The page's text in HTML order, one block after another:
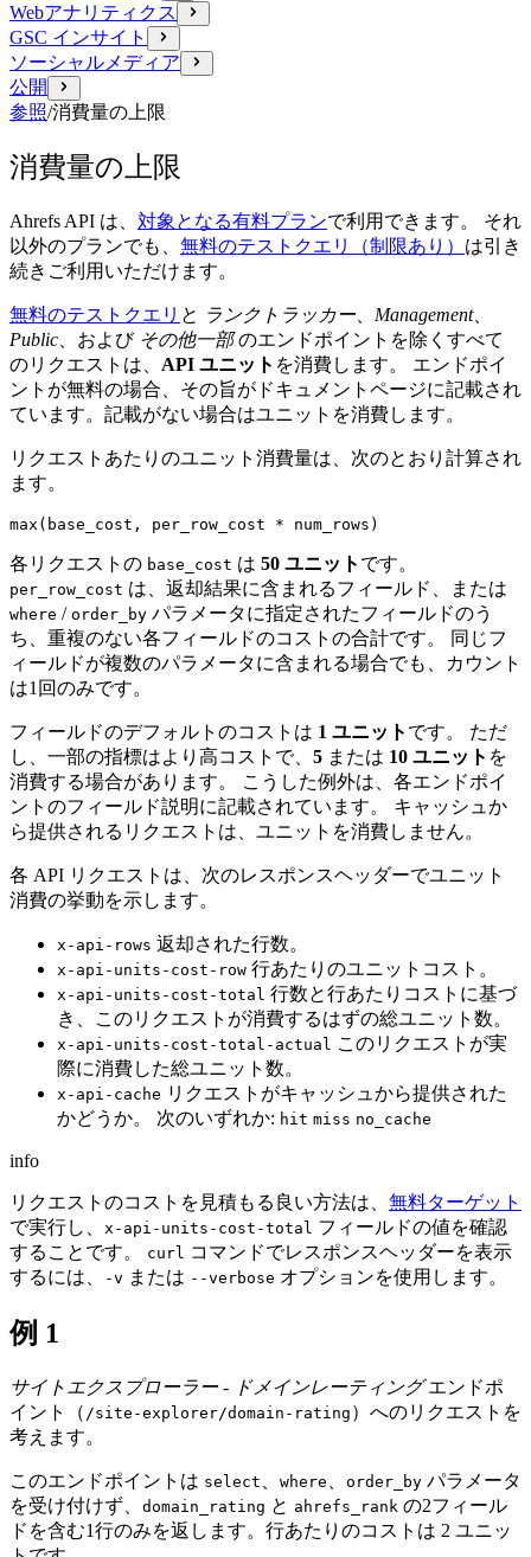
Webアナリティクス
GSC インサイト
ソーシャルメディア
公開
参照/消費量の上限
消費量の上限
Ahrefs API は、 対象となる有料プランで利用できます。 それ
以外のプランでも、 無料のテストクエリ（制限あり） は引き
続きご利用いただけます。
無料のテストクエリ と ランクトラッカー、 Management、
Public 、および その他一部のエンドポイントを除くすべて
のリクエストは、 API ユニット を消費します。 エンドポイ
ントが無料の場合、その旨がドキュメントページに記載され
ています。記載がない場合はユニットを消費します。
リクエストあたりのユニット消費量は、次のとおり計算され
ます。
各リクエストの base_cost は 50 ユニット です。
per_row_cost は、返却結果に含まれるフィールド、または
where / order_by パラメータに指定されたフィールドのう
ち、重複のない各フィールドのコストの合計です。 同じフ
ィールドが複数のパラメータに含まれる場合でも、カウント
は1回のみです。
フィールドのデフォルトのコストは 1 ユニット です。 ただ
し、一部の指標はより高コストで、 5 または 10 ユニット を
消費する場合があります。 こうした例外は、各エンドポイ
ントのフィールド説明に記載されています。 キャッシュか
ら提供されるリクエストは、ユニットを消費しません。
各 API リクエストは、次のレスポンスヘッダーでユニット
消費の挙動を示します。
x-api-rows 返却された行数。
x-api-units-cost-row 行あたりのユニットコスト。
x-api-units-cost-total 行数と行あたりコストに基づ
き、このリクエストが消費するはずの総ユニット数。
x-api-units-cost-total-actual このリクエストが実
際に消費した総ユニット数。
x-api-cache リクエストがキャッシュから提供された
かどうか。 次のいずれか: hit miss no_cache
info
リクエストのコストを見積もる良い方法は、 無料ターゲット
で実行し、 x-api-units-cost-total フィールドの値を確認
することです。
curl コマンドでレスポンスヘッダーを表示
するには、
-v または --verbose オプションを使用します。
例 1
サイトエクスプローラー - ドメインレーティングエンドポ
イント（ /site-explorer/domain-rating ）へのリクエストを
考えます。
このエンドポイントは select where order_by パラメータ
を受け付けず、 domain_rating と ahrefs_rank の2フィール
ドを含む1行のみを返します。行あたりのコストは 2 ユニッ